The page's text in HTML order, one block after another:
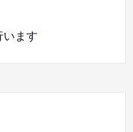
います